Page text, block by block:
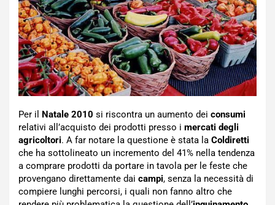
Per il Natale 2010 si riscontra un aumento dei consumi
relativi all’acquisto dei prodotti presso i mercati degli
agricoltori. A far notare la questione è stata la Coldiretti
che ha sottolineato un incremento del 41% nella tendenza
a comprare prodotti da portare in tavola per le feste che
provengano direttamente dai campi, senza la necessità di
compiere lunghi percorsi, i quali non fanno altro che